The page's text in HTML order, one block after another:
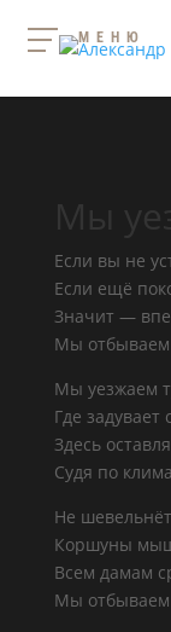
Мы
Если вы не
Если ещё
Значит —
Мы
Мы уезжаем
Где задувает
Здесь
Судя по
Не
Коршуны
Всем дамам
Мы
МЕНЮ